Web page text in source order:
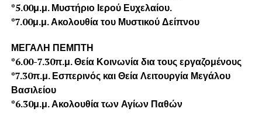
*5.00μ.μ. Μυστήριο Ιερού Ευχελαίου.
*7.00μ.μ. Ακολουθία του Μυστικού Δείπνου
ΜΕΓΑΛΗ ΠΕΜΠΤΗ
*6.00-7.30π.μ. Θεία Κοινωνία δια τους εργαζομένους
*7.30π.μ. Εσπερινός και Θεία Λειτουργία Μεγάλου
Βασιλείου
*6.30μ.μ. Ακολουθία των Αγίων Παθών